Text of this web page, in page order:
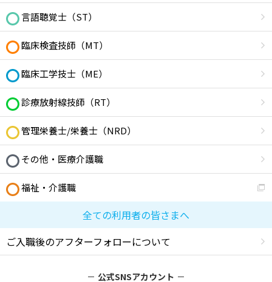
言語聴覚士（ST）
臨床検査技師（MT）
臨床工学技士（ME）
診療放射線技師（RT）
管理栄養士/栄養士（NRD）
その他・医療介護職
福祉・介護職
全ての利用者の皆さまへ
ご入職後のアフターフォローについて
公式SNSアカウント